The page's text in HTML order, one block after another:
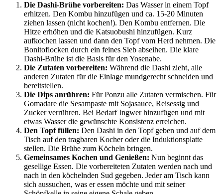
Die Dashi-Brühe vorbereiten: Das Wasser in einem Topf
erhitzen. Den Kombu hinzufügen und ca. 15-20 Minuten
ziehen lassen (nicht kochen!). Den Kombu entfernen. Die
Hitze erhöhen und die Katsuobushi hinzufügen. Kurz
aufkochen lassen und dann den Topf vom Herd nehmen. Die
Bonitoflocken durch ein feines Sieb abseihen. Die klare
Dashi-Brühe ist die Basis für den Yosenabe.
Die Zutaten vorbereiten: Während die Dashi zieht, alle
anderen Zutaten für die Einlage mundgerecht schneiden und
bereitstellen.
Die Dips anrühren: Für Ponzu alle Zutaten vermischen. Für
Gomadare die Sesampaste mit Sojasauce, Reisessig und
Zucker verrühren. Bei Bedarf Ingwer hinzufügen und mit
etwas Wasser die gewünschte Konsistenz erreichen.
Den Topf füllen: Den Dashi in den Topf geben und auf dem
Tisch auf den tragbaren Kocher oder die Induktionsplatte
stellen. Die Brühe zum Köcheln bringen.
Gemeinsames Kochen und Genießen: Nun beginnt das
gesellige Essen. Die vorbereiteten Zutaten werden nach und
nach in den köchelnden Sud gegeben. Jeder am Tisch kann
sich aussuchen, was er essen möchte und mit seiner